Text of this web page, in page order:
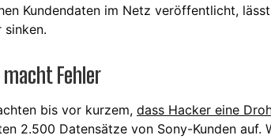
Kundendaten im Netz veröffentlicht,
sinken.
macht Fehler
bis vor kurzem, dass Hacker eine
2.500 Datensätze von Sony-Kunden auf.